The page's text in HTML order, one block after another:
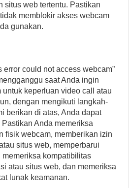
situs web tertentu. Pastikan
memblokir akses webcam
gunakan.
error could not access webcam”
saat Anda ingin
keperluan video call atau
dengan mengikuti langkah-
berikan di atas, Anda dapat
Anda memeriksa
fisik webcam, memberikan izin
situs web, memperbarui
kompatibilitas
atau situs web, dan memeriksa
lunak keamanan.